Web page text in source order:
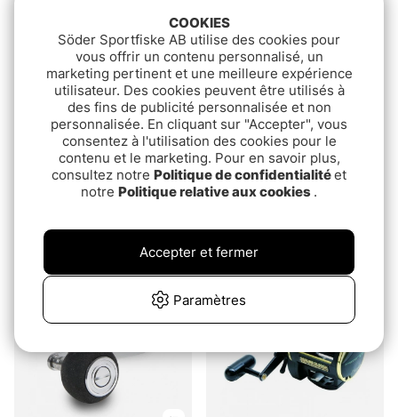
Okuma Cortez Black
pd.€149
Amb 7000i LC - Meter
COOKIES
Söder Sportfiske AB utilise des cookies pour
vous offrir un contenu personnalisé, un
marketing pertinent et une meilleure expérience
utilisateur. Des cookies peuvent être utilisés à
des fins de publicité personnalisée et non
personnalisée. En cliquant sur "Accepter", vous
consentez à l'utilisation des cookies pour le
contenu et le marketing. Pour en savoir plus,
consultez notre Politique de confidentialitéet
notre Politique relative aux cookies .
Paramètres
Accepter et fermer